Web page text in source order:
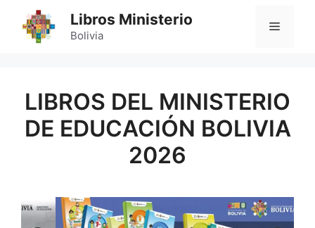
Saltar
Libros Ministerio
Bolivia
MENÚ
LIBROS DEL MINISTERIO
DE EDUCACIÓN BOLIVIA
2026